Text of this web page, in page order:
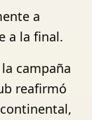
a
a la final.
campaña
reafirmó